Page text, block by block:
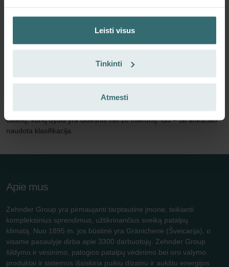
Leisti visus
Tinkinti
Atmesti
Daugiau apie mūsų Stambusis filtras 30 %
„Coarse 30 %“ – tai pavadinimas pagal naują filtrų standartą ISO
„Coarse 30 %“ reiškia, kad pašalinama ne mažiau kaip 30 %
dalelių, kurių dydis yra didesnis nei 10 mikronų. G3 – tai anksčiau
naudota klasifikacija.
Apie mus
Zehnder Group yra pirmaujanti tarptautinė įmonė, teikianti
kompleksinius sprendimus, užtikrinančius sveiką patalpų
klimatą. Nuo 1895 m. jos būstinė yra Gränichene (Šveicarija), o
visame pasaulyje dirba apie 3300 darbuotojų. Zehnder Group
šildymo ir vėsinimo, patogios patalpų vėdinimo bei oro valymo
produktai ir sistemos išsiskiria puikiu dizainu ir aukštu energijos